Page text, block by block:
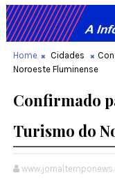
Home Cidades
Noroeste Fluminense
Confirmado
Turismo do